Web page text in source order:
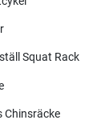
Squat Rack
Chinsräcke